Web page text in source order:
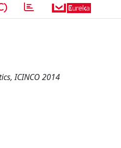
ICINCO 2014